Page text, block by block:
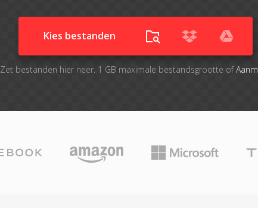
Kies bestanden
Zet bestanden hier neer. 1 GB maximale bestandsgrootte of